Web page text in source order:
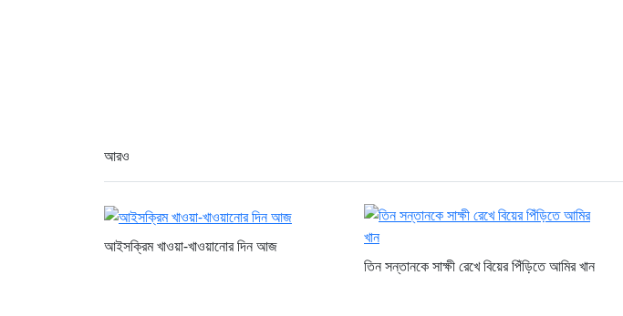
আরও
আইসক্রিম খাওয়া-খাওয়ানোর দিন আজ
তিন সন্তানকে সাক্ষী রেখে বিয়ের পিঁড়িতে আমির খান